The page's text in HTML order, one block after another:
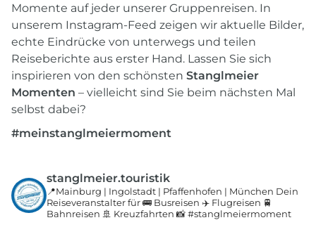
Momente auf jeder unserer Gruppenreisen. In
unserem Instagram-Feed zeigen wir aktuelle Bilder,
echte Eindrücke von unterwegs und teilen
Reiseberichte aus erster Hand. Lassen Sie sich
inspirieren von den schönsten Stanglmeier
Momenten – vielleicht sind Sie beim nächsten Mal
selbst dabei?
#meinstanglmeiermoment
stanglmeier.touristik
📍Mainburg | Ingolstadt | Pfaffenhofen | München Dein
Reiseveranstalter für 🚌 Busreisen ✈️ Flugreisen 🚆
Bahnreisen 🚢 Kreuzfahrten 📸 #stanglmeiermoment